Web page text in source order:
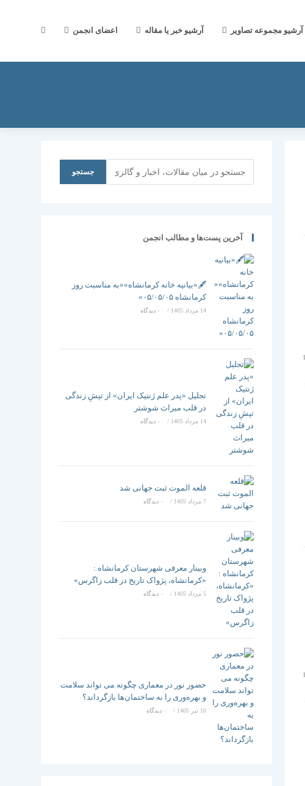
آرشیو مجموعه تصاویر آرشیو خبر یا مقاله اعضای انجمن جستجوی
جستجو
آخرین پست‌ها و مطالب انجمن
🖋️«بیانیه خانه کرمانشاه»«به مناسبت روز
کرمانشاه ۰۵/۰۵/۰۵»
14 مرداد 1405 / ۰ دیدگاه
تجلیل «پدر علم ژنتیک ایران» از تپشِ زندگی
در قلب میراث شوشتر
14 مرداد 1405 / ۰ دیدگاه
قلعه الموت ثبت جهانی شد
7 مرداد 1405 / ۰ دیدگاه
وبینار معرفی شهرستان کرمانشاه :
«کرمانشاه، پژواک تاریخ در قلب زاگرس»
5 مرداد 1405 / ۰ دیدگاه
حضور نور در معماری چگونه می تواند سلامت
و بهره‌وری را به ساختمان‌ها بازگرداند؟
10 تیر 1405 / ۰ دیدگاه